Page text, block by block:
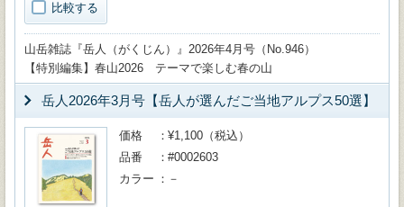
比較する
山岳雑誌『岳人（がくじん）』2026年4月号（No.946）
【特別編集】春山2026 テーマで楽しむ春の山
岳人2026年3月号【岳人が選んだご当地アルプス50選】
価格
¥1,100（税込）
品番
#0002603
カラー
－